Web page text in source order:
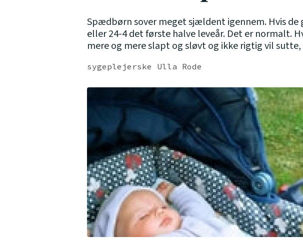
Spædbørn sover meget sjældent igennem. Hvis de
eller 24-4 det første halve leveår. Det er normalt.
mere og mere slapt og sløvt og ikke rigtig vil
sygeplejerske Ulla Rode